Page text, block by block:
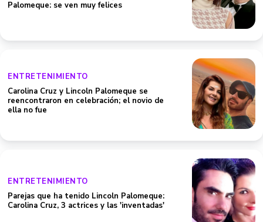
Palomeque: se ven muy felices
ENTRETENIMIENTO
Carolina Cruz y Lincoln Palomeque se
reencontraron en celebración; el novio de
ella no fue
ENTRETENIMIENTO
Parejas que ha tenido Lincoln Palomeque:
Carolina Cruz, 3 actrices y las 'inventadas'